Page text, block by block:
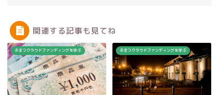
関連する記事も見てね
おまつクラウドファンディングを学ぶ おまつクラウドファンディングを学ぶ